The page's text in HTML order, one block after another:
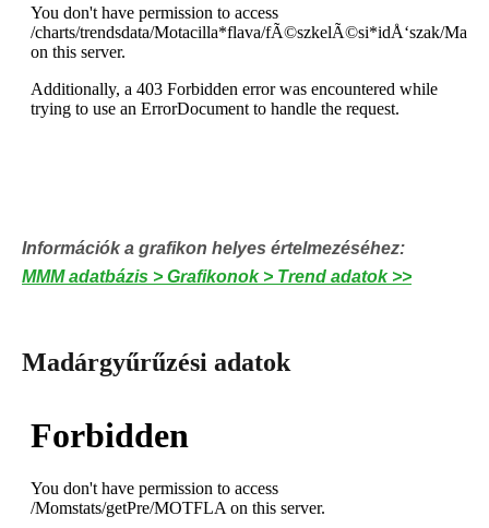
Információk a grafikon helyes értelmezéséhez:
MMM adatbázis > Grafikonok > Trend adatok >>
Madárgyűrűzési adatok